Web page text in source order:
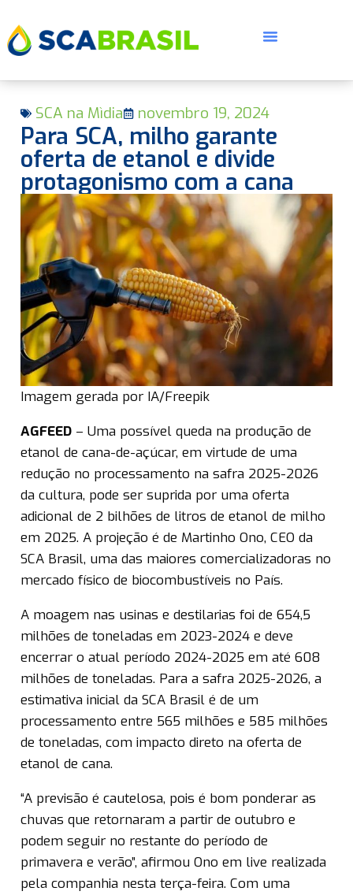
SCA na Mìdia novembro 19, 2024
Para SCA, milho garante
oferta de etanol e divide
protagonismo com a cana
Imagem gerada por IA/Freepik
AGFEED – Uma possível queda na produção de
etanol de cana-de-açúcar, em virtude de uma
redução no processamento na safra 2025-2026
da cultura, pode ser suprida por uma oferta
adicional de 2 bilhões de litros de etanol de milho
em 2025. A projeção é de Martinho Ono, CEO da
SCA Brasil, uma das maiores comercializadoras no
mercado físico de biocombustíveis no País.
A moagem nas usinas e destilarias foi de 654,5
milhões de toneladas em 2023-2024 e deve
encerrar o atual período 2024-2025 em até 608
milhões de toneladas. Para a safra 2025-2026, a
estimativa inicial da SCA Brasil é de um
processamento entre 565 milhões e 585 milhões
de toneladas, com impacto direto na oferta de
etanol de cana.
“A previsão é cautelosa, pois é bom ponderar as
chuvas que retornaram a partir de outubro e
podem seguir no restante do período de
primavera e verão”, afirmou Ono em live realizada
pela companhia nesta terça-feira. Com uma